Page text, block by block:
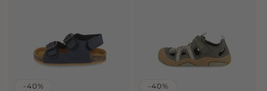
-40% -40%